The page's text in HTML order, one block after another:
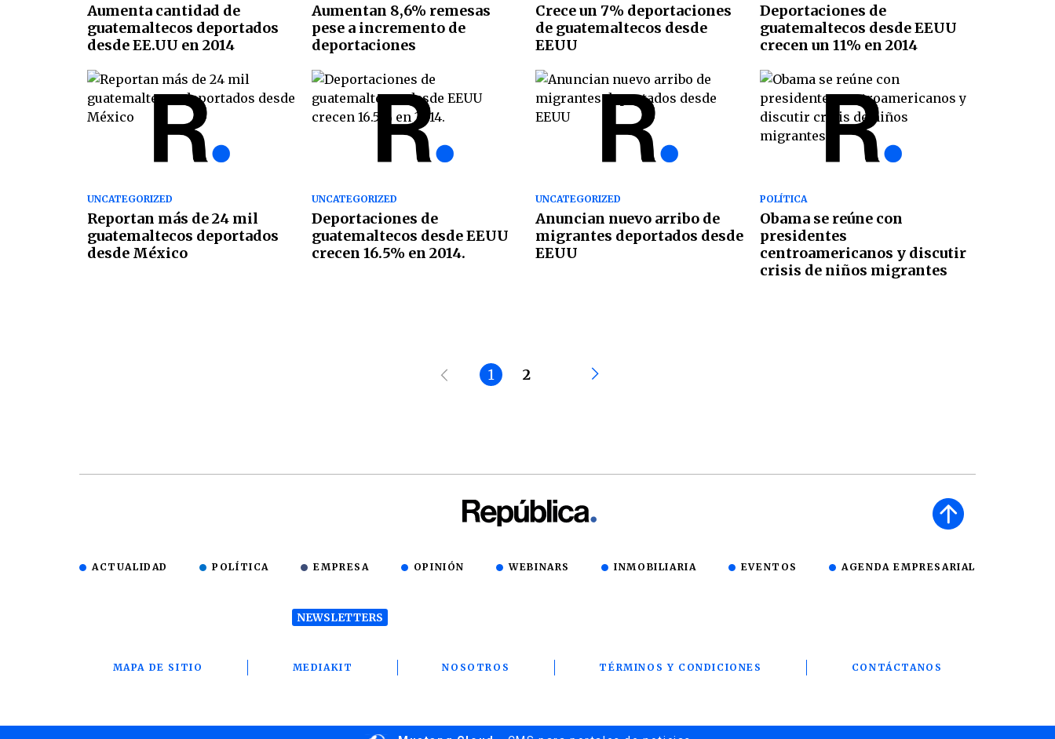
Aumenta cantidad de
guatemaltecos deportados
desde EE.UU en 2014
Aumentan 8,6% remesas
pese a incremento de
deportaciones
Crece un 7% deportaciones
de guatemaltecos desde
EEUU
Deportaciones de
guatemaltecos desde EEUU
crecen un 11% en 2014
UNCATEGORIZED
Reportan más de 24 mil
guatemaltecos deportados
desde México
UNCATEGORIZED
Deportaciones de
guatemaltecos desde EEUU
crecen 16.5% en 2014.
UNCATEGORIZED
Anuncian nuevo arribo de
migrantes deportados desde
EEUU
POLÍTICA
Obama se reúne con
presidentes
centroamericanos y discutir
crisis de niños migrantes
1 2
ACTUALIDAD POLÍTICA EMPRESA OPINIÓN WEBINARS INMOBILIARIA EVENTOS AGENDA EMPRESARIAL
NEWSLETTERS
MAPA DE SITIO MEDIAKIT NOSOTROS TÉRMINOS Y CONDICIONES CONTÁCTANOS